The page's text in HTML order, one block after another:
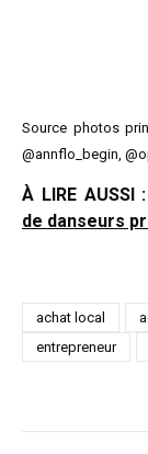
Source photos
@annflo_begin,
À LIRE AUSSI :
de danseurs
achat local
entrepreneur